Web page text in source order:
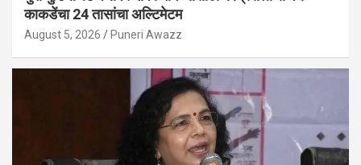
काकडेंचा 24 तासांचा अल्टिमेटम
August 5, 2026 Puneri Awazz